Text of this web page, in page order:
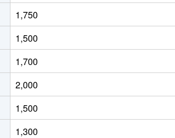
1,750
1,500
1,700
2,000
1,500
1,300